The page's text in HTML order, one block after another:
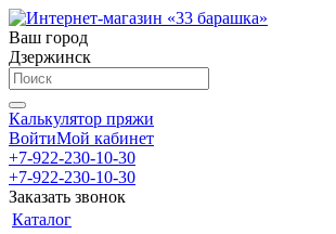
Ваш город
Дзержинск
Калькулятор пряжи
ВойтиМой кабинет
+7-922-230-10-30
+7-922-230-10-30
Заказать звонок
Каталог